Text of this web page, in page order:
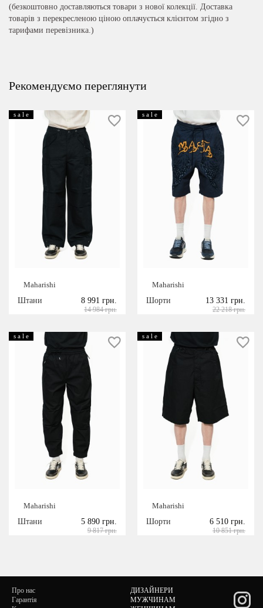
(безкоштовно доставляються товари з нової колекції. Доставка
товарів з перекресленою ціною оплачується клієнтом згідно з
тарифами перевізника.)
Рекомендуємо переглянути
s a l e
Maharishi
Штани
8 991 грн.
14 984 грн.
s a l e
Maharishi
Шорти
13 331 грн.
22 218 грн.
s a l e
Maharishi
Штани
5 890 грн.
9 817 грн.
s a l e
Maharishi
Шорти
6 510 грн.
10 851 грн.
Про нас
Гарантія
ДИЗАЙНЕРИ
МУЖЧИНАМ